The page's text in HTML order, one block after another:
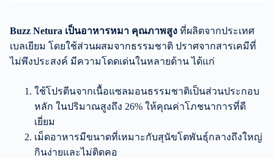
Buzz Netura เป็นอาหารหมา คุณภาพสูง ที่ผลิตจากประเทศ
เบลเยียม โดยใช้ส่วนผสมจากธรรมชาติ ปราศจากสารเคมีที่
ไม่พึงประสงค์ มีความโดดเด่นในหลายด้าน ได้แก่
ใช้โปรตีนจากเนื้อแซลมอนธรรมชาติเป็นส่วนประกอบ
หลัก ในปริมาณสูงถึง 26% ให้คุณค่าโภชนาการที่ดี
เยี่ยม
เม็ดอาหารมีขนาดที่เหมาะกับสุนัขโตพันธุ์กลางถึงใหญ่
กินง่ายและไม่ติดคอ